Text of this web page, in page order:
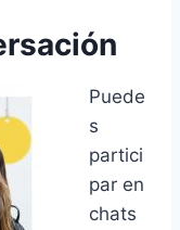
Puede
s
partici
par en
chats